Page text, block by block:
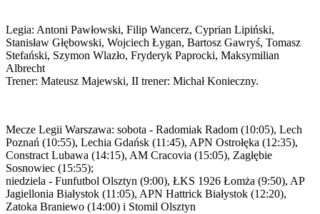
Legia: Antoni Pawłowski, Filip Wancerz, Cyprian Lipiński,
Stanisław Głębowski, Wojciech Łygan, Bartosz Gawryś, Tomasz
Stefański, Szymon Wlazło, Fryderyk Paprocki, Maksymilian
Albrecht
Trener: Mateusz Majewski, II trener: Michał Konieczny.
Mecze Legii Warszawa: sobota - Radomiak Radom (10:05), Lech
Poznań (10:55), Lechia Gdańsk (11:45), APN Ostrołęka (12:35),
Constract Lubawa (14:15), AM Cracovia (15:05), Zagłębie
Sosnowiec (15:55);
niedziela - Funfutbol Olsztyn (9:00), ŁKS 1926 Łomża (9:50), AP
Jagiellonia Białystok (11:05), APN Hattrick Białystok (12:20),
Zatoka Braniewo (14:00) i Stomil Olsztyn